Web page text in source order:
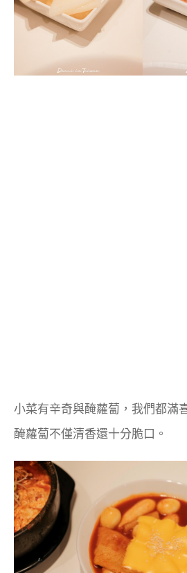
小菜有辛奇與醃蘿蔔，我們都滿
醃蘿蔔不僅清香還十分脆口。